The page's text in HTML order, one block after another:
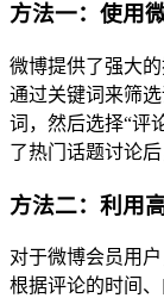
方法一：使用
微博提供了强大
通过关键词来筛
词，然后选择“评
了热门话题讨论
方法二：利用
对于微博会员用
根据评论的时间